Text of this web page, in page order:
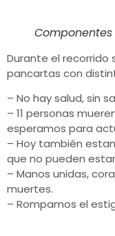
Durante el recorrido
pancartas con
– No hay salud, sin
– 11 personas
esperamos para
– Hoy también
que no pueden
– Manos unidas,
muertes.
– Rompamos el